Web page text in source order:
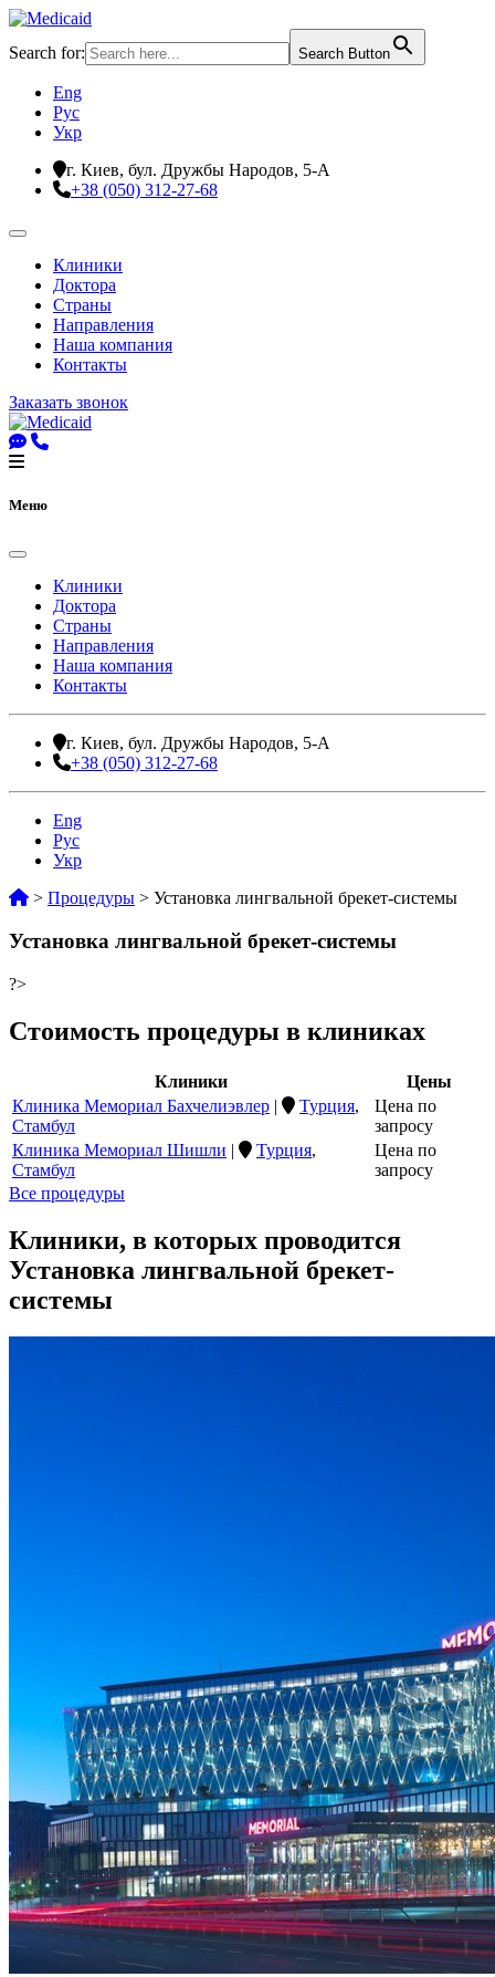
Search for: Search Button
Eng
Рус
Укр
г. Киев, бул. Дружбы Народов, 5-А
+38 (050) 312-27-68
Клиники
Доктора
Страны
Направления
Наша компания
Контакты
Заказать звонок
Меню
Клиники
Доктора
Страны
Направления
Наша компания
Контакты
г. Киев, бул. Дружбы Народов, 5-А
+38 (050) 312-27-68
Eng
Рус
Укр
> Процедуры > Установка лингвальной брекет-системы
Установка лингвальной брекет-системы
?>
Стоимость процедуры в клиниках
Клиники
Цены
Клиника Мемориал Бахчелиэвлер | Турция,
Стамбул
Цена по
запросу
Клиника Мемориал Шишли | Турция,
Стамбул
Цена по
запросу
Все процедуры
Клиники, в которых проводится
Установка лингвальной брекет-
системы